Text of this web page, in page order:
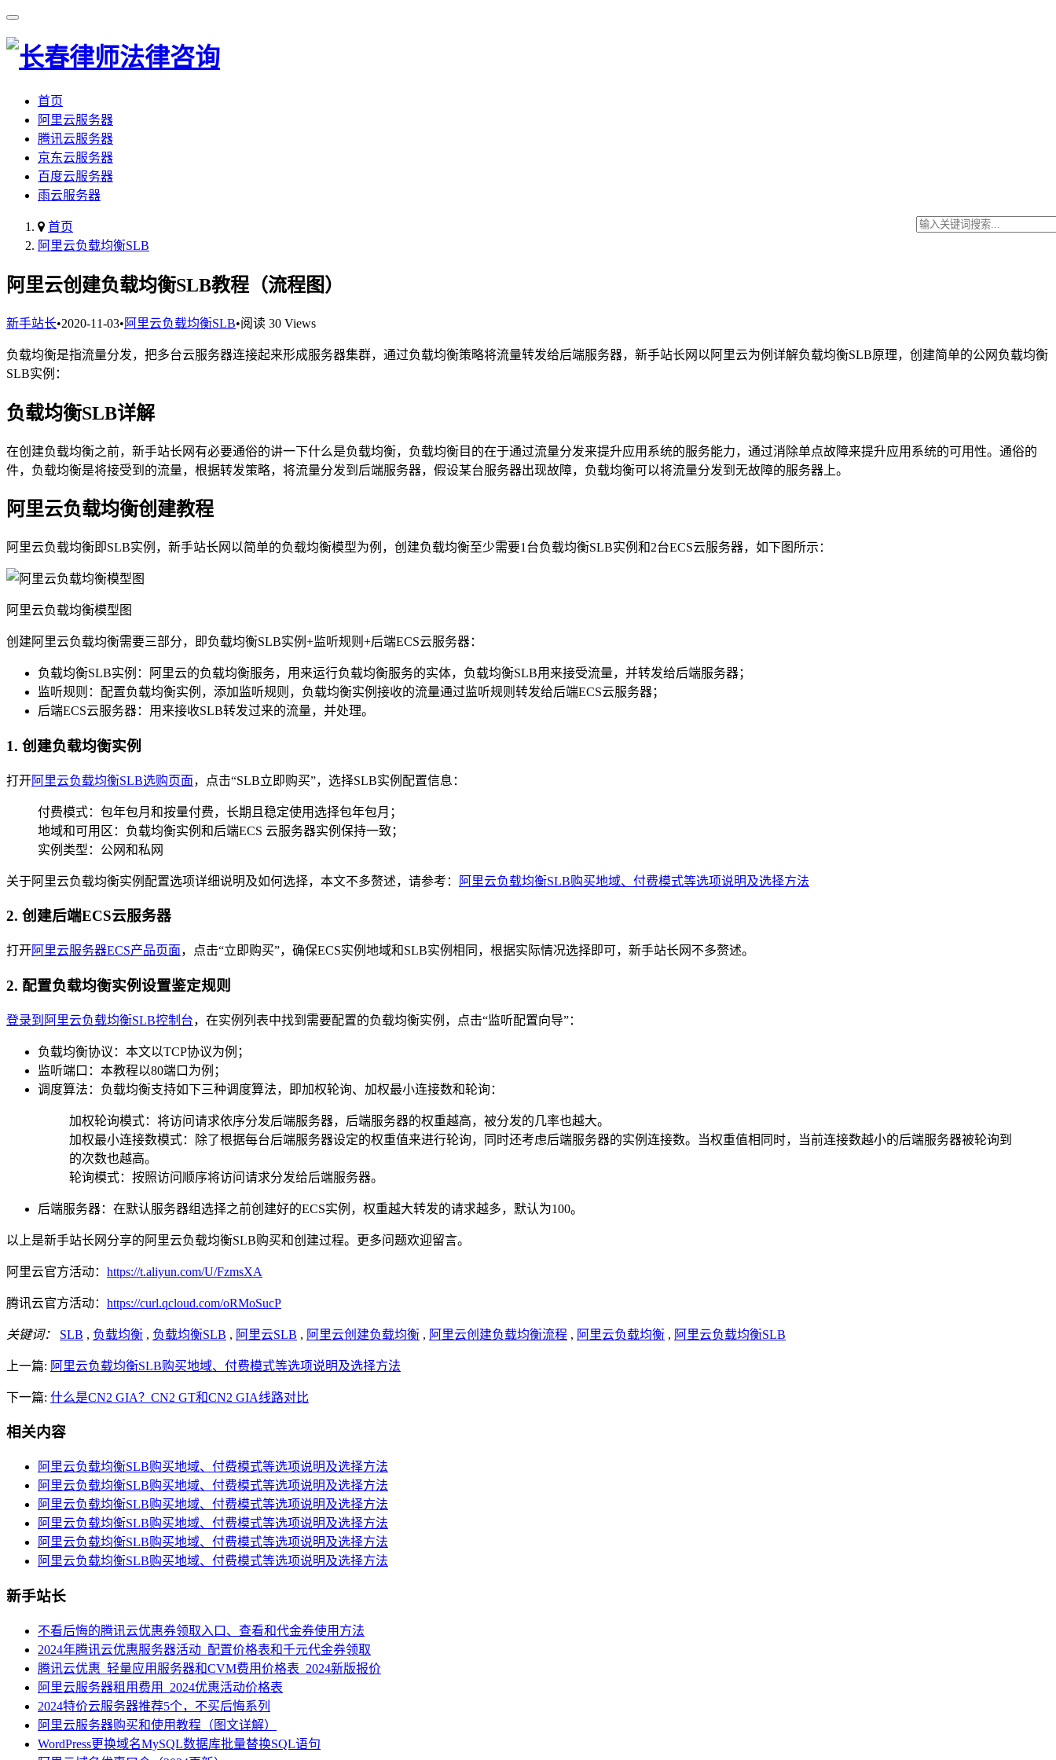
首页
阿里云服务器
腾讯云服务器
京东云服务器
百度云服务器
雨云服务器
首页
阿里云负载均衡SLB
阿里云创建负载均衡SLB教程（流程图）
新手站长•2020-11-03• 阿里云负载均衡SLB•阅读 30 Views
负载均衡是指流量分发，把多台云服务器连接起来形成服务器集群，通过负载均衡策略将流量转发给后端服务器，新手站长网以阿里云为例详解负载均衡SLB原理，创建简单的公网负载均衡
SLB实例：
负载均衡SLB详解
在创建负载均衡之前，新手站长网有必要通俗的讲一下什么是负载均衡，负载均衡目的在于通过流量分发来提升应用系统的服务能力，通过消除单点故障来提升应用系统的可用性。通俗的
件，负载均衡是将接受到的流量，根据转发策略，将流量分发到后端服务器，假设某台服务器出现故障，负载均衡可以将流量分发到无故障的服务器上。
阿里云负载均衡创建教程
阿里云负载均衡即SLB实例，新手站长网以简单的负载均衡模型为例，创建负载均衡至少需要1台负载均衡SLB实例和2台ECS云服务器，如下图所示：
阿里云负载均衡模型图
创建阿里云负载均衡需要三部分，即负载均衡SLB实例+监听规则+后端ECS云服务器：
负载均衡SLB实例：阿里云的负载均衡服务，用来运行负载均衡服务的实体，负载均衡SLB用来接受流量，并转发给后端服务器；
监听规则：配置负载均衡实例，添加监听规则，负载均衡实例接收的流量通过监听规则转发给后端ECS云服务器；
后端ECS云服务器：用来接收SLB转发过来的流量，并处理。
1. 创建负载均衡实例
打开阿里云负载均衡SLB选购页面，点击“SLB立即购买”，选择SLB实例配置信息：
付费模式：包年包月和按量付费，长期且稳定使用选择包年包月；
地域和可用区：负载均衡实例和后端ECS 云服务器实例保持一致；
实例类型：公网和私网
关于阿里云负载均衡实例配置选项详细说明及如何选择，本文不多赘述，请参考： 阿里云负载均衡SLB购买地域、付费模式等选项说明及选择方法
2. 创建后端ECS云服务器
打开阿里云服务器ECS产品页面，点击“立即购买”，确保ECS实例地域和SLB实例相同，根据实际情况选择即可，新手站长网不多赘述。
2. 配置负载均衡实例设置鉴定规则
登录到阿里云负载均衡SLB控制台，在实例列表中找到需要配置的负载均衡实例，点击“监听配置向导”：
负载均衡协议：本文以TCP协议为例；
监听端口：本教程以80端口为例；
调度算法：负载均衡支持如下三种调度算法，即加权轮询、加权最小连接数和轮询：
加权轮询模式：将访问请求依序分发后端服务器，后端服务器的权重越高，被分发的几率也越大。
加权最小连接数模式：除了根据每台后端服务器设定的权重值来进行轮询，同时还考虑后端服务器的实例连接数。当权重值相同时，当前连接数越小的后端服务器被轮询到
的次数也越高。
轮询模式：按照访问顺序将访问请求分发给后端服务器。
后端服务器：在默认服务器组选择之前创建好的ECS实例，权重越大转发的请求越多，默认为100。
以上是新手站长网分享的阿里云负载均衡SLB购买和创建过程。更多问题欢迎留言。
阿里云官方活动： https://t.aliyun.com/U/FzmsXA
腾讯云官方活动： https://curl.qcloud.com/oRMoSucP
关键词： SLB , 负载均衡 , 负载均衡SLB , 阿里云SLB , 阿里云创建负载均衡 , 阿里云创建负载均衡流程 , 阿里云负载均衡 , 阿里云负载均衡SLB
上一篇: 阿里云负载均衡SLB购买地域、付费模式等选项说明及选择方法
下一篇: 什么是CN2 GIA？CN2 GT和CN2 GIA线路对比
相关内容
阿里云负载均衡SLB购买地域、付费模式等选项说明及选择方法
阿里云负载均衡SLB购买地域、付费模式等选项说明及选择方法
阿里云负载均衡SLB购买地域、付费模式等选项说明及选择方法
阿里云负载均衡SLB购买地域、付费模式等选项说明及选择方法
阿里云负载均衡SLB购买地域、付费模式等选项说明及选择方法
阿里云负载均衡SLB购买地域、付费模式等选项说明及选择方法
新手站长
不看后悔的腾讯云优惠券领取入口、查看和代金券使用方法
2024年腾讯云优惠服务器活动_配置价格表和千元代金券领取
腾讯云优惠_轻量应用服务器和CVM费用价格表_2024新版报价
阿里云服务器租用费用_2024优惠活动价格表
2024特价云服务器推荐5个，不买后悔系列
阿里云服务器购买和使用教程（图文详解）
WordPress更换域名MySQL数据库批量替换SQL语句